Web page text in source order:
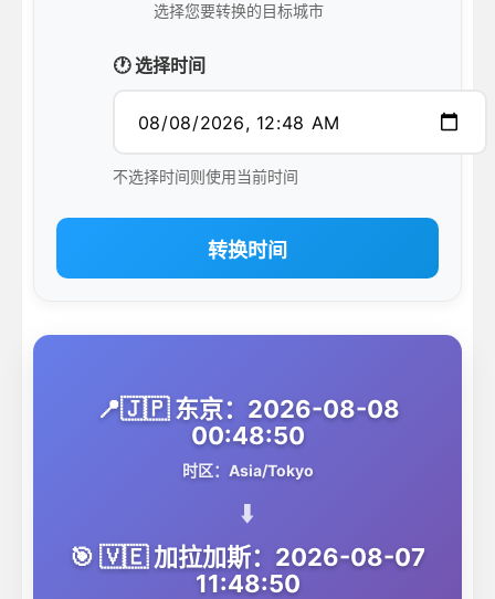
选择您要转换的目标城市
🕐 选择时间
不选择时间则使用当前时间
转换时间
📍🇯🇵 东京：2026-08-08
00:48:50
时区：Asia/Tokyo
⬇️
🎯 🇻🇪 加拉加斯：2026-08-07
11:48:50